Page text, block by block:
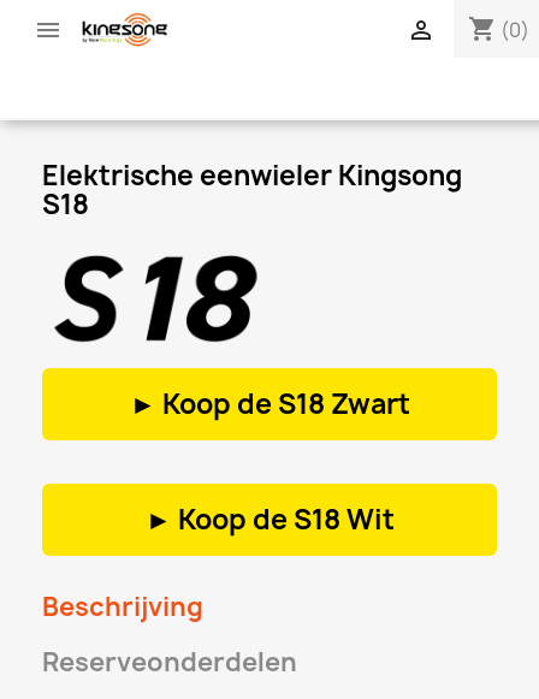
 shopping_cart (0)

Elektrische eenwieler Kingsong
S18
► Koop de S18 Zwart
► Koop de S18 Wit
Beschrijving
Reserveonderdelen